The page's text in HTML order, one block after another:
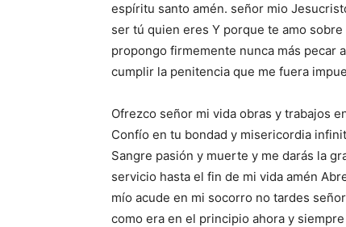
espíritu santo amén. señor mio
ser tú quien eres Y porque te amo
propongo firmemente nunca más pecar
cumplir la penitencia que me fuera
Ofrezco señor mi vida obras y trabajos
Confío en tu bondad y misericordia
Sangre pasión y muerte y me darás la
servicio hasta el fin de mi vida amén
mío acude en mi socorro no tardes
como era en el principio ahora y